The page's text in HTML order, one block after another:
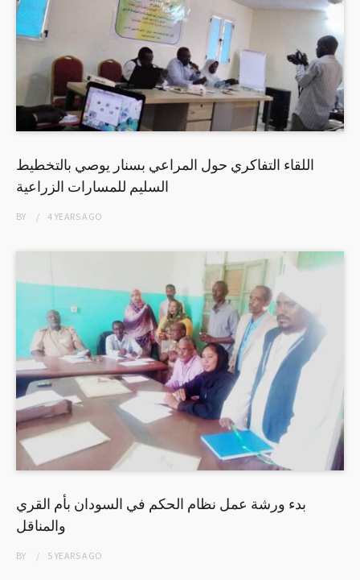
اللقاء التفاكري حول المراعي بسنار يوصي بالتخطيط
السليم للمسارات الزراعية
BY 4 YEARSAGO
بدء ورشة عمل نظام الحكم في السودان بأم القري
والمناقل
BY 5 YEARSAGO